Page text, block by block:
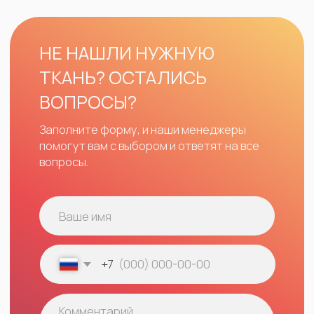
Блог
Контакты
Политика
*принадлежат компании Meta,